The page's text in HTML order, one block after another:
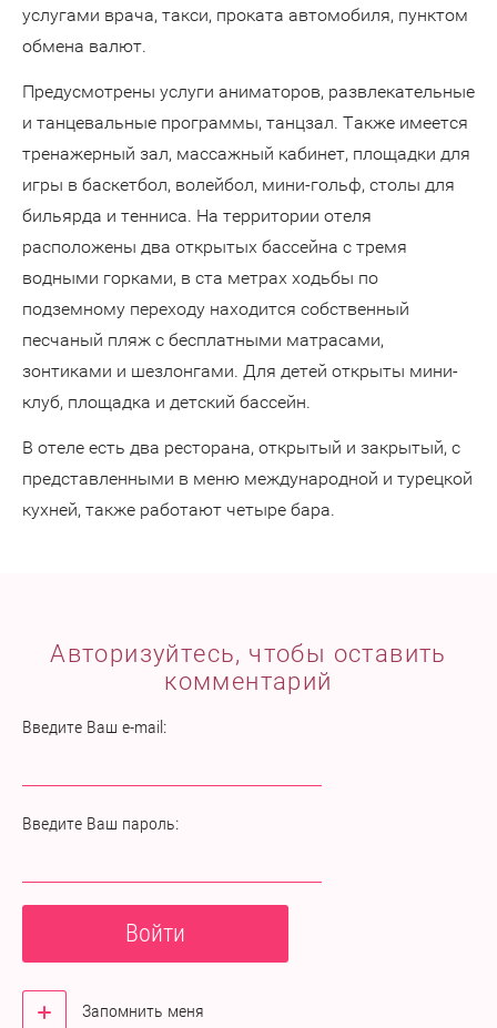
услугами врача, такси, проката автомобиля, пунктом
обмена валют.
Предусмотрены услуги аниматоров, развлекательные
и танцевальные программы, танцзал. Также имеется
тренажерный зал, массажный кабинет, площадки для
игры в баскетбол, волейбол, мини-гольф, столы для
бильярда и тенниса. На территории отеля
расположены два открытых бассейна с тремя
водными горками, в ста метрах ходьбы по
подземному переходу находится собственный
песчаный пляж с бесплатными матрасами,
зонтиками и шезлонгами. Для детей открыты мини-
клуб, площадка и детский бассейн.
В отеле есть два ресторана, открытый и закрытый, с
представленными в меню международной и турецкой
кухней, также работают четыре бара.
Авторизуйтесь, чтобы оставить
комментарий
Введите Ваш e-mail:
Введите Ваш пароль:
Войти
Запомнить меня